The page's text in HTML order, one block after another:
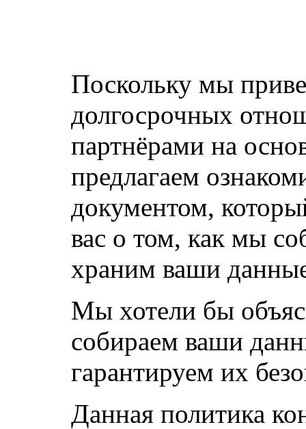
Поскольку мы
долгосрочных
партнёрами на
предлагаем
документом,
вас о том, как мы
храним ваши
Мы хотели бы
собираем ваши
гарантируем их
Данная политика